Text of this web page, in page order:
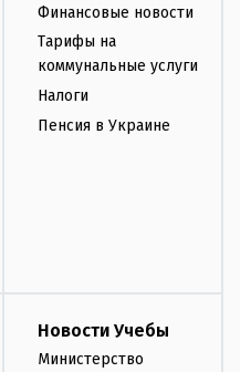
Финансовые новости
Тарифы на
коммунальные услуги
Налоги
Пенсия в Украине
Новости Учебы
Министерство